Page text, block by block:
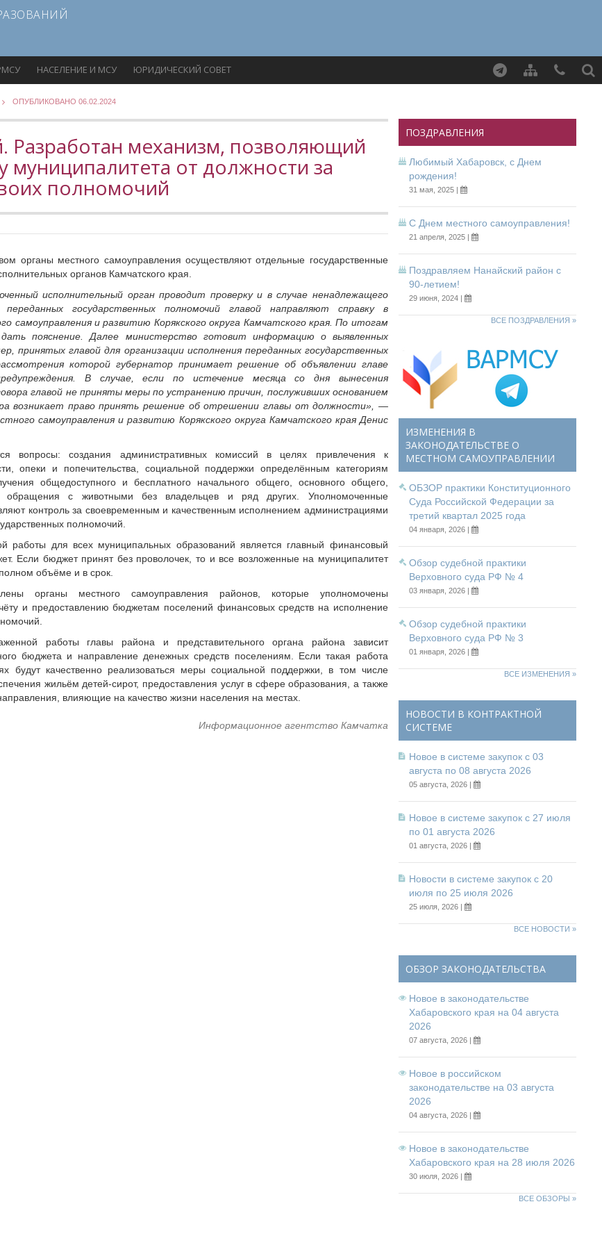
НАСЕЛЕНИЕ И МСУ ЮРИДИЧЕСКИЙ СОВЕТ
ОПУБЛИКОВАНО 06.02.2024
Разработан механизм, позволяющий
муниципалитета от должности за
полномочий
органы местного самоуправления осуществляют отдельные государственные
органов Камчатского края.
исполнительный орган проводит проверку и в случае ненадлежащего
переданных государственных полномочий главой направляют справку в
самоуправления и развитию Корякского округа Камчатского края. По итогам
пояснение. Далее министерство готовит информацию о выявленных
принятых главой для организации исполнения переданных государственных
которой губернатор принимает решение об объявлении главе
В случае, если по истечение месяца со дня вынесения
главой не приняты меры по устранению причин, послуживших основанием
возникает право принять решение об отрешении главы от должности», —
самоуправления и развитию Корякского округа Камчатского края Денис
вопросы: создания административных комиссий в целях привлечения к
опеки и попечительства, социальной поддержки определённым категориям
общедоступного и бесплатного начального общего, основного общего,
обращения с животными без владельцев и ряд других. Уполномоченные
контроль за своевременным и качественным исполнением администрациями
полномочий.
работы для всех муниципальных образований является главный финансовый
Если бюджет принят без проволочек, то и все возложенные на муниципалитет
объёме и в срок.
органы местного самоуправления районов, которые уполномочены
и предоставлению бюджетам поселений финансовых средств на исполнение
работы главы района и представительного органа района зависит
бюджета и направление денежных средств поселениям. Если такая работа
будут качественно реализоваться меры социальной поддержки, в том числе
жильём детей-сирот, предоставления услуг в сфере образования, а также
влияющие на качество жизни населения на местах.
Информационное агентство Камчатка
ПОЗДРАВЛЕНИЯ
Любимый Хабаровск, с Днем
рождения!
31 мая, 2025 |
С Днем местного самоуправления!
21 апреля, 2025 |
Поздравляем Нанайский район с
90-летием!
29 июня, 2024 |
ВСЕ ПОЗДРАВЛЕНИЯ »
ИЗМЕНЕНИЯ В
ЗАКОНОДАТЕЛЬСТВЕ О
МЕСТНОМ САМОУПРАВЛЕНИИ
ОБЗОР практики Конституционного
Суда Российской Федерации за
третий квартал 2025 года
04 января, 2026 |
Обзор судебной практики
Верховного суда РФ № 4
03 января, 2026 |
Обзор судебной практики
Верховного суда РФ № 3
01 января, 2026 |
ВСЕ ИЗМЕНЕНИЯ »
НОВОСТИ В КОНТРАКТНОЙ
СИСТЕМЕ
Новое в системе закупок с 03
августа по 08 августа 2026
05 августа, 2026 |
Новое в системе закупок с 27 июля
по 01 августа 2026
01 августа, 2026 |
Новости в системе закупок с 20
июля по 25 июля 2026
25 июля, 2026 |
ВСЕ НОВОСТИ »
ОБЗОР ЗАКОНОДАТЕЛЬСТВА
Новое в законодательстве
Хабаровского края на 04 августа
2026
07 августа, 2026 |
Новое в российском
законодательстве на 03 августа
2026
04 августа, 2026 |
Новое в законодательстве
Хабаровского края на 28 июля 2026
30 июля, 2026 |
ВСЕ ОБЗОРЫ »